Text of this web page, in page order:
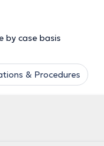
by case basis
& Procedures